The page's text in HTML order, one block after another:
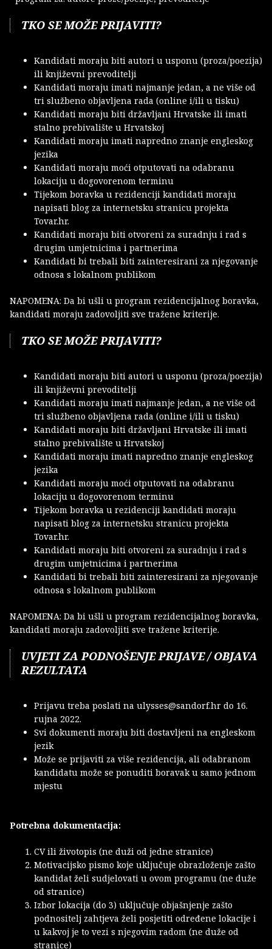
TKO SE MOŽE PRIJAVITI?
Kandidati moraju biti autori u usponu (proza/poezija)
ili književni prevoditelji
Kandidati moraju imati najmanje jedan, a ne više od
tri službeno objavljena rada (online i/ili u tisku)
Kandidati moraju biti državljani Hrvatske ili imati
stalno prebivalište u Hrvatskoj
Kandidati moraju imati napredno znanje engleskog
jezika
Kandidati moraju moći otputovati na odabranu
lokaciju u dogovorenom terminu
Tijekom boravka u rezidenciji kandidati moraju
napisati blog za internetsku stranicu projekta
Tovar.hr.
Kandidati moraju biti otvoreni za suradnju i rad s
drugim umjetnicima i partnerima
Kandidati bi trebali biti zainteresirani za njegovanje
odnosa s lokalnom publikom
NAPOMENA: Da bi ušli u program rezidencijalnog boravka,
kandidati moraju zadovoljiti sve tražene kriterije.
TKO SE MOŽE PRIJAVITI?
Kandidati moraju biti autori u usponu (proza/poezija)
ili književni prevoditelji
Kandidati moraju imati najmanje jedan, a ne više od
tri službeno objavljena rada (online i/ili u tisku)
Kandidati moraju biti državljani Hrvatske ili imati
stalno prebivalište u Hrvatskoj
Kandidati moraju imati napredno znanje engleskog
jezika
Kandidati moraju moći otputovati na odabranu
lokaciju u dogovorenom terminu
Tijekom boravka u rezidenciji kandidati moraju
napisati blog za internetsku stranicu projekta
Tovar.hr.
Kandidati moraju biti otvoreni za suradnju i rad s
drugim umjetnicima i partnerima
Kandidati bi trebali biti zainteresirani za njegovanje
odnosa s lokalnom publikom
NAPOMENA: Da bi ušli u program rezidencijalnog boravka,
kandidati moraju zadovoljiti sve tražene kriterije.
UVJETI ZA PODNOŠENJE PRIJAVE / OBJAVA
REZULTATA
Prijavu treba poslati na ulysses@sandorf.hr do 16.
rujna 2022.
Svi dokumenti moraju biti dostavljeni na engleskom
jezik
Može se prijaviti za više rezidencija, ali odabranom
kandidatu može se ponuditi boravak u samo jednom
mjestu
Potrebna dokumentacija:
CV ili životopis (ne duži od jedne stranice)
Motivacijsko pismo koje uključuje obrazloženje zašto
kandidat želi sudjelovati u ovom programu (ne duže
od stranice)
Izbor lokacija (do 3) uključuje objašnjenje zašto
podnositelj zahtjeva želi posjetiti određene lokacije i
u kakvoj je to vezi s njegovim radom (ne duže od
stranice)